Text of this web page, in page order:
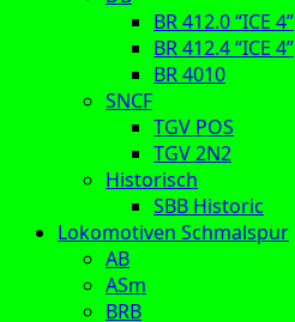
BR 412.0 “ICE 4”
BR 412.4 “ICE 4”
BR 4010
SNCF
TGV POS
TGV 2N2
Historisch
SBB Historic
Lokomotiven Schmalspur
AB
ASm
BRB